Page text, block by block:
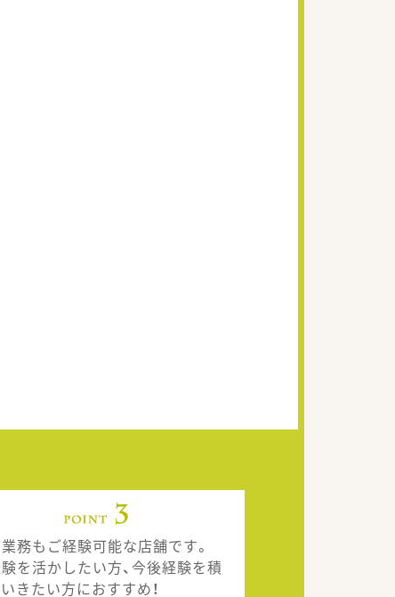
務もご経験可能な店舗です。
を活かしたい方、今後経験を積
きたい方におすすめ！